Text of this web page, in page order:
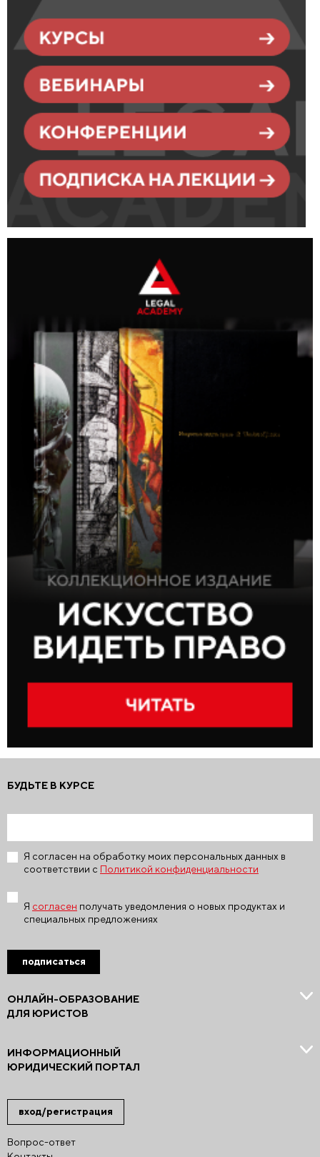
вход/регистрация
Вопрос-ответ
ОНЛАЙН-ОБРАЗОВАНИЕ
ДЛЯ ЮРИСТОВ
ИНФОРМАЦИОННЫЙ
ЮРИДИЧЕСКИЙ ПОРТАЛ
БУДЬТЕ В КУРСЕ
Я согласен на обработку моих персональных данных в
соответствии с Политикой конфиденциальности
Я согласен получать уведомления о новых продуктах и
специальных предложениях
подписаться